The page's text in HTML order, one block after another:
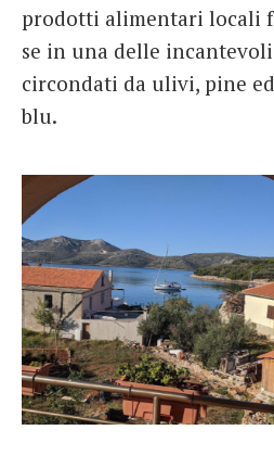
prodotti alimentari locali
se in una delle
circondati da ulivi, pine
blu.